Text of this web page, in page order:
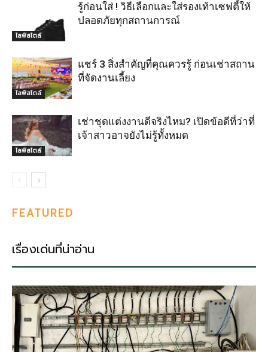
ไลฟ์สไตล์
รู้ก่อนใส่ ! วิธีเลือกและใส่รองเท้าเซฟตี้ให้
ปลอดภัยทุกสถานการณ์
ไลฟ์สไตล์
แชร์ 3 สิ่งสำคัญที่คุณควรรู้ ก่อนเช่าสถาน
ที่จัดงานเลี้ยง
ไลฟ์สไตล์
เช่าชุดแต่งงานดีจริงไหม? เปิดข้อดีที่ว่าที่
เจ้าสาวอาจยังไม่รู้ทั้งหมด
FEATURED
เรื่องเด่นที่น่าอ่าน